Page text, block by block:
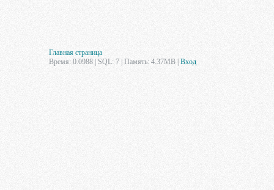
Главная страница
Время: 0.0988 | SQL: 7 | Память: 4.37MB Вход